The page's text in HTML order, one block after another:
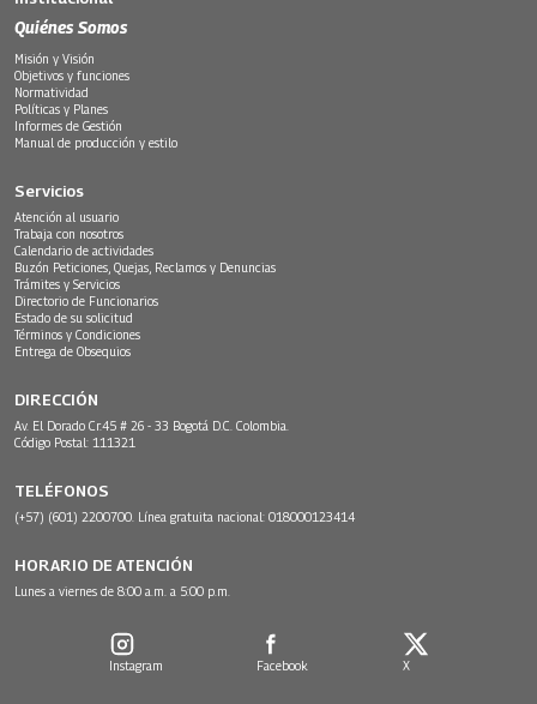
Quiénes Somos
Misión y Visión
Objetivos y funciones
Normatividad
Políticas y Planes
Informes de Gestión
Manual de producción y estilo
Servicios
Atención al usuario
Trabaja con nosotros
Calendario de actividades
Buzón Peticiones, Quejas, Reclamos y Denuncias
Trámites y Servicios
Directorio de Funcionarios
Estado de su solicitud
Términos y Condiciones
Entrega de Obsequios
DIRECCIÓN
Av. El Dorado Cr.45 # 26 - 33 Bogotá D.C. Colombia.
Código Postal: 111321
TELÉFONOS
(+57) (601) 2200700. Línea gratuita nacional: 018000123414
HORARIO DE ATENCIÓN
Lunes a viernes de 8:00 a.m. a 5:00 p.m.
Instagram Facebook X